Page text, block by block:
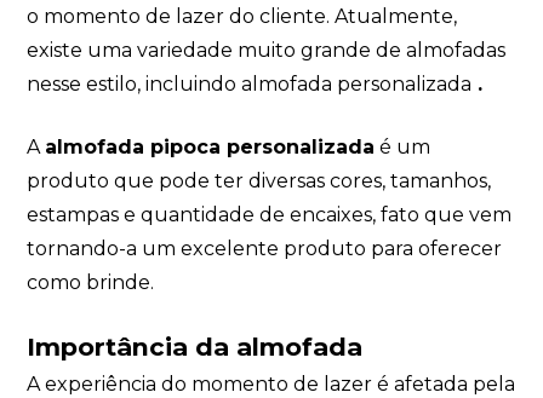
o momento de lazer do cliente. Atualmente,
existe uma variedade muito grande de almofadas
nesse estilo, incluindo almofada personalizada .
A almofada pipoca personalizada é um
produto que pode ter diversas cores, tamanhos,
estampas e quantidade de encaixes, fato que vem
tornando-a um excelente produto para oferecer
como brinde.
Importância da almofada
A experiência do momento de lazer é afetada pela